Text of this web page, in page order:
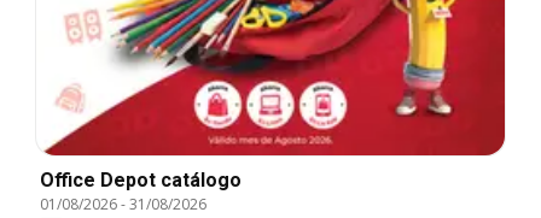
Office Depot catálogo
01/08/2026-31/08/2026